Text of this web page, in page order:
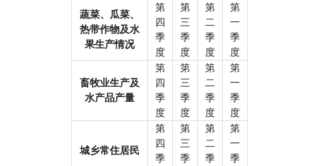
蔬菜、瓜菜、
热带作物及水
果生产情况
第
四
季
度
第
三
季
度
第
二
季
度
第
一
季
度
畜牧业生产及
水产品产量
第
四
季
度
第
三
季
度
第
二
季
度
第
一
季
度
城乡常住居民
第
四
季
第
三
季
第
二
季
第
一
季